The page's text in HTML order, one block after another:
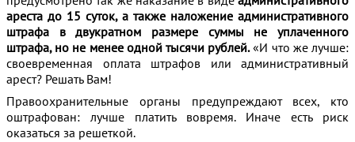
ареста до 15 суток, а также наложение административного
штрафа в двукратном размере суммы не уплаченного
штрафа, но не менее одной тысячи рублей.«И что же лучше:
своевременная оплата штрафов или административный
арест? Решать Вам!
Правоохранительные органы предупреждают всех, кто
оштрафован: лучше платить вовремя. Иначе есть риск
оказаться за решеткой.